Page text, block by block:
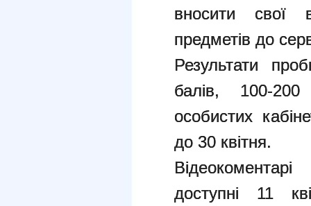
вносити свої
предметів до
Результати
балів, 100-
особистих
до 30 квітня.
доступні 11